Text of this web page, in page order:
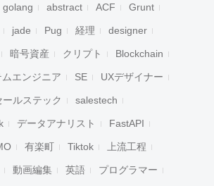
golang abstract ACF Grunt
jade Pug 経理 designer
暗号資産 クリプト Blockchain
ムエンジニア SE UXデザイナー
ールステック salestech
データアナリスト FastAPI
有楽町 Tiktok 上流工程
動画編集 英語 プログラマー